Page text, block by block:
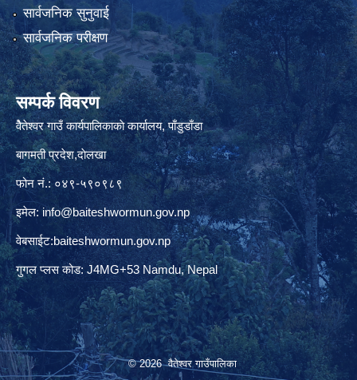
सार्वजनिक सुनुवाई
सार्वजनिक परीक्षण
सम्पर्क विवरण
वैेतेश्वर गाउँ कार्यपालिकाकाे कार्यालय, पाँडुडाँडा
बागमती‌ प्रदेश,दाेलखा
फोन नं.: ०४९-५९०९८९
इमेल: info@baiteshwormun.gov.np
वेबसाईट:baiteshwormun.gov.np
गुगल प्लस कोड: J4MG+53 Namdu, Nepal
© 2026 वैतेश्वर गाउँपालिका